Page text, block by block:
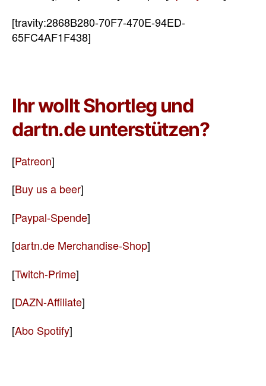
[travity:2868B280-70F7-470E-94ED-
65FC4AF1F438]
Ihr wollt Shortleg und
dartn.de unterstützen?
[Patreon]
[Buy us a beer]
[Paypal-Spende]
[dartn.de Merchandise-Shop]
[Twitch-Prime]
[DAZN-Affiliate]
[Abo Spotify]